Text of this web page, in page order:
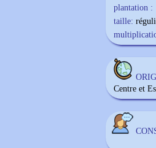
plantation :
taille:
Centre et